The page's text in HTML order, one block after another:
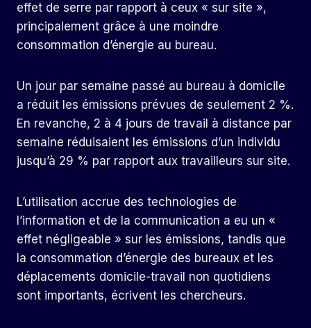
effet de serre par rapport à ceux « sur site »,
principalement grâce à une moindre
consommation d’énergie au bureau.
Un jour par semaine passé au bureau à domicile
a réduit les émissions prévues de seulement 2 %.
En revanche, 2 à 4 jours de travail à distance par
semaine réduisaient les émissions d’un individu
jusqu’à 29 % par rapport aux travailleurs sur site.
L’utilisation accrue des technologies de
l’information et de la communication a eu un «
effet négligeable » sur les émissions, tandis que
la consommation d’énergie des bureaux et les
déplacements domicile-travail non quotidiens
sont importants, écrivent les chercheurs.